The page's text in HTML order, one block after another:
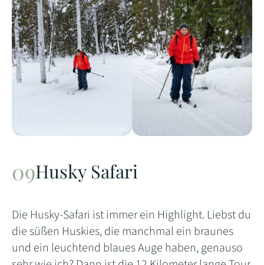
Husky Safari
Die Husky-Safari ist immer ein Highlight. Liebst du
die süßen Huskies, die manchmal ein braunes
und ein leuchtend blaues Auge haben, genauso